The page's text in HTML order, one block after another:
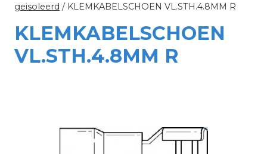
geisoleerd / KLEMKABELSCHOEN VL.STH.4.8MM R
KLEMKABELSCHOEN
VL.STH.4.8MM R